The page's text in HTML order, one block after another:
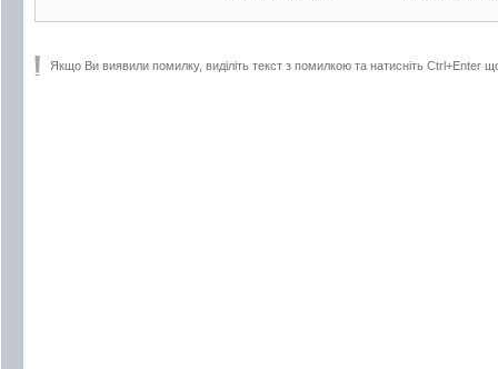
Якщо Ви виявили помилку, виділіть текст з помилкою та натисніть Ctrl+Enter